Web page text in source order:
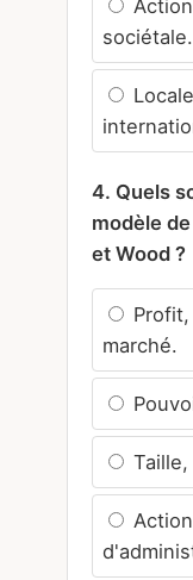
sociétale.
4. Quels
modèle
et Wood ?
marché.